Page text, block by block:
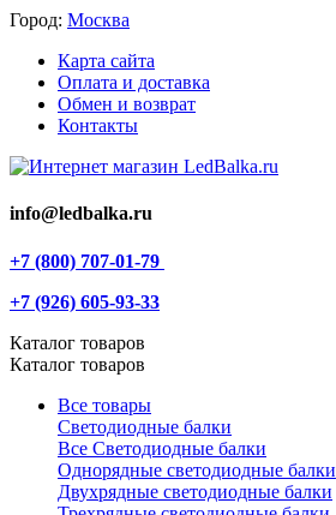
Город: Москва
Карта сайта
Оплата и доставка
Обмен и возврат
Контакты
info@ledbalka.ru
+7 (800) 707-01-79
+7 (926) 605-93-33
Каталог товаров
Каталог товаров
Все товары
Светодиодные балки
Все Светодиодные балки
Однорядные светодиодные балки
Двухрядные светодиодные балки